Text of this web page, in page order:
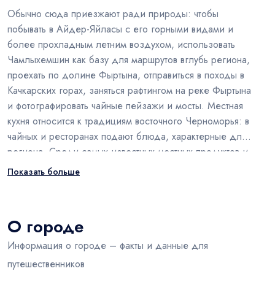
Обычно сюда приезжают ради природы: чтобы
побывать в Айдер-Яйласы с его горными видами и
более прохладным летним воздухом, использовать
Чамлыхемшин как базу для маршрутов вглубь региона,
проехать по долине Фыртына, отправиться в походы в
Качкарских горах, заняться рафтингом на реке Фыртына
и фотографировать чайные пейзажи и мосты. Местная
кухня относится к традициям восточного Черноморья: в
чайных и ресторанах подают блюда, характерные для
региона. Среди самых известных местных продуктов и
блюд - чай Ризе, хамси, мухлама и лаз бёреи.
Показать больше
О городе
Информация о городе – факты и данные для
путешественников